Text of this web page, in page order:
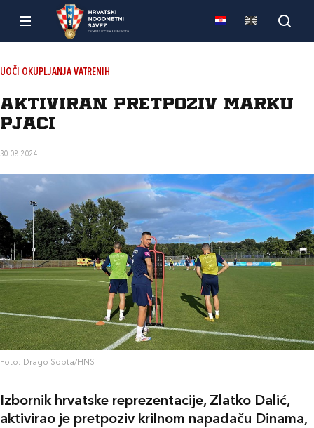
UOČI OKUPLJANJA VATRENIH
Aktiviran pretpoziv Marku
Pjaci
30.08.2024.
Foto: Drago Sopta/HNS
Izbornik hrvatske reprezentacije, Zlatko Dalić,
aktivirao je pretpoziv krilnom napadaču Dinama,